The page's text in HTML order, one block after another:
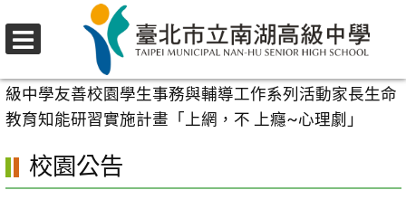
至
要
內
校園公告
級中學友善校園學生事務與輔導工作系列活動家長生命
教育知能研習實施計畫「上網，不 上癮~心理劇」
校園公告
選
單